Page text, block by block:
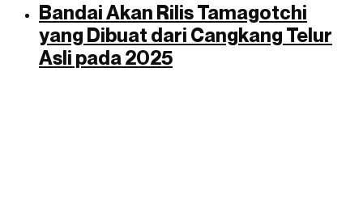
Bandai Akan Rilis Tamagotchi
yang Dibuat dari Cangkang Telur
Asli pada 2025